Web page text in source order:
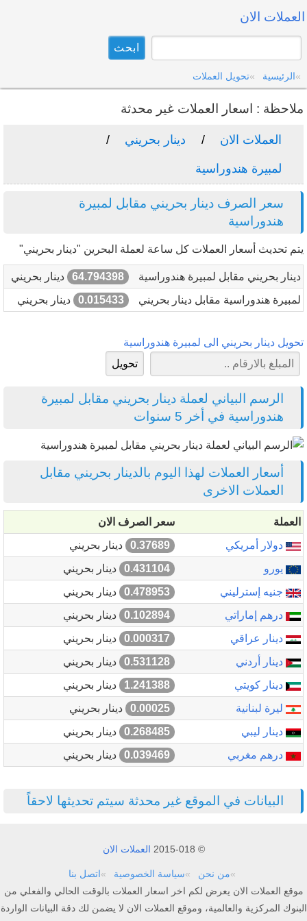
العملات الان
الرئيسية تحويل العملات
ملاحظة : اسعار العملات غير محدثة
العملات الان دينار بحريني
لمبيرة هندوراسية
سعر الصرف دينار بحريني مقابل لمبيرة
هندوراسية
يتم تحديث أسعار العملات كل ساعة لعملة البحرين "دينار بحريني"
دينار بحريني مقابل لمبيرة هندوراسية 64.794398
دينار بحريني
لمبيرة هندوراسية مقابل دينار بحريني
0.015433 دينار بحريني
تحويل دينار بحريني الى لمبيرة هندوراسية
الرسم البياني لعملة دينار بحريني مقابل لمبيرة
هندوراسية في أخر 5 سنوات
أسعار العملات لهذا اليوم بالدينار بحريني مقابل
العملات الاخرى
العملة
سعر الصرف الان
دولار أمريكي
0.37689
دينار بحريني
يورو
0.431104
دينار بحريني
جنيه إسترليني
0.478953
دينار بحريني
درهم إماراتي
0.102894
دينار بحريني
دينار عراقي
0.000317
دينار بحريني
دينار أردني
0.531128
دينار بحريني
دينار كويتي
1.241388
دينار بحريني
ليرة لبنانية
0.00025
دينار بحريني
دينار ليبي
0.268485
دينار بحريني
درهم مغربي
0.039469 دينار بحريني
البيانات في الموقع غير محدثة سيتم تحديثها لاحقاً
© 2015-018 العملات الان
من نحن سياسة الخصوصية
اتصل بنا
موقع العملات الان يعرض لكم اخر اسعار العملات بالوقت الحالي والفعلي من
البنوك المركزية والعالمية، وموقع العملات الان لا يضمن لك دقة البيانات الواردة